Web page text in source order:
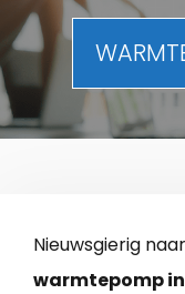
Nieuwsgierig
warmtepomp